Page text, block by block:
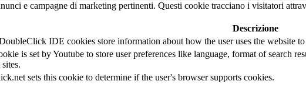
e campagne di marketing pertinenti. Questi cookie tracciano i visitatori
Descrizione
IDE cookies store information about how the user uses the website
is set by Youtube to store user preferences like language, format of search
sets this cookie to determine if the user's browser supports cookies.